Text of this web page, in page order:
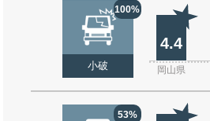
100%
小破
4.4
岡山県
53%